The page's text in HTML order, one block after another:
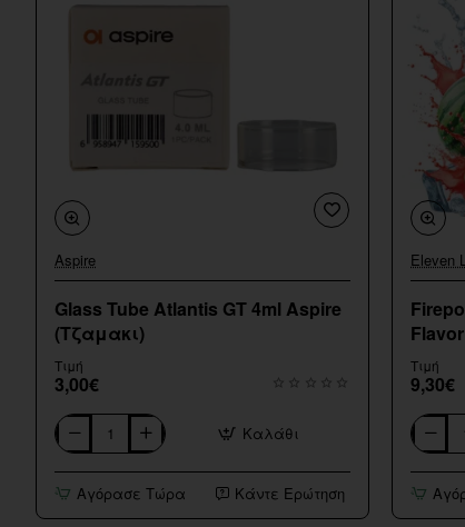
Aspire
Glass Tube Atlantis GT 4ml Aspire
(Τζαμακι)
Τιμή
3,00€
Glass
Tube
Atlantis
GT
Καλάθι
Αγόρασε Τώρα Κάντε Ερώτηση
Eleven
Τιμή
9,30€
Firepods
Melon
Ice